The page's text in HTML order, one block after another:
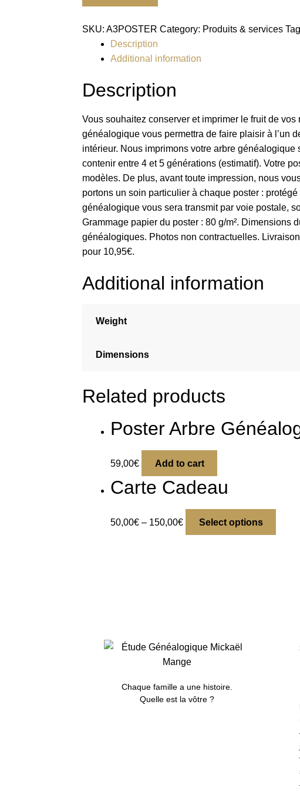
(format
quantity
SKU:A3POSTER Category: Produits & services
Description
Additional information
Description
Vous souhaitez conserver et imprimer le fruit de
généalogique vous permettra de faire plaisir à l’un
intérieur. Nous imprimons votre arbre
contenir entre 4 et 5 générations (estimatif). Votre
modèles. De plus, avant toute impression, nous
portons un soin particulier à chaque poster :
généalogique vous sera transmit par voie postale,
Grammage papier du poster : 80 g/m². Dimensions
généalogiques. Photos non contractuelles.
pour 10,95€.
Additional information
Weight
Dimensions
Related products
Poster Arbre
59,00€ Add to cart
Carte Cadeau
50,00€ – 150,00€ Select options
Chaque famille a une histoire.
Quelle est la vôtre ?